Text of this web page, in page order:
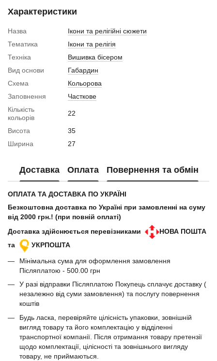
Характеристики
Назва
Ікони та релігійні сюжети
Тематика
Ікони та релігія
Техніка
Вишивка бісером
Вид основи
Габардин
Схема
Кольорова
Заповнення
Часткове
Кількість
кольорів
22
Висота
35
Ширина
27
Доставка Оплата Повернення та обмін
ОПЛАТА ТА ДОСТАВКА ПО УКРАЇНІ
Безкоштовна доставка по Україні при замовленні на суму
від 2000 грн.! (при повній оплаті)
Доставка здійснюється перевізниками
НОВА ПОШТА
та
УКРПОШТА
Мінімальна сума для оформлення замовлення
Післяплатою - 500.00 грн
У разі відправки Післяплатою Покупець сплачує доставку (
незалежно від суми замовлення) та послугу повернення
коштів
Будь ласка, перевіряйте цілісність упаковки, зовнішній
вигляд товару та його комплектацію у відділенні
транспортної компанії. Після отримання товару претензії
щодо комплектації, цілісності та зовнішнього вигляду
товару, не приймаються.